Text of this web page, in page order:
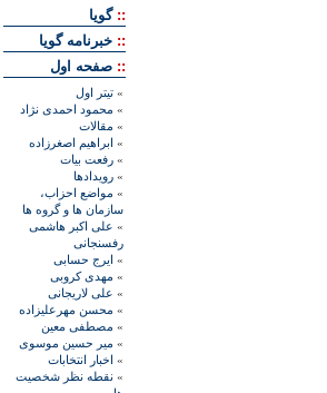
::گويا
:: خبرنامه گويا
:: صفحه اول
» تيتر اول
» محمود احمدی نژاد
» مقالات
» ابراهيم اصغرزاده
» رفعت بیات
» رويدادها
» مواضع احزاب،
سازمان ها و گروه ها
» علی اکبر هاشمی
رفسنجانی
» ايرج حسابی
» مهدی کروبی
» علی لاريجانی
» محسن مهرعليزاده
» مصطفی معين
» مير حسين موسوی
» اخبار انتخابات
» نقطه نظر شخصيت